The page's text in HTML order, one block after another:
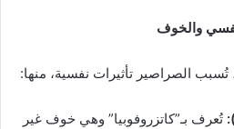
والخوف
الصراصير تأثيرات نفسية، منها:
): تُعرف بـ”كاتزروفوبيا” وهي خوف غير